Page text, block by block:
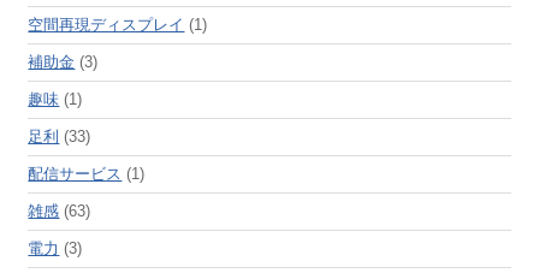
空間再現ディスプレイ (1)
補助金 (3)
趣味 (1)
足利 (33)
配信サービス (1)
雑感 (63)
電力 (3)